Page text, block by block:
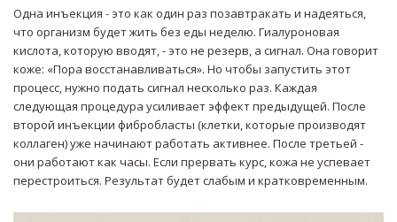
Одна инъекция - это как один раз позавтракать и надеяться,
что организм будет жить без еды неделю. Гиалуроновая
кислота, которую вводят, - это не резерв, а сигнал. Она говорит
коже: «Пора восстанавливаться». Но чтобы запустить этот
процесс, нужно подать сигнал несколько раз. Каждая
следующая процедура усиливает эффект предыдущей. После
второй инъекции фибробласты (клетки, которые производят
коллаген) уже начинают работать активнее. После третьей -
они работают как часы. Если прервать курс, кожа не успевает
перестроиться. Результат будет слабым и кратковременным.